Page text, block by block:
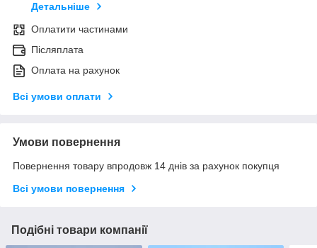
Детальніше
Оплатити частинами
Післяплата
Оплата на рахунок
Всі умови оплати
Умови повернення
Повернення товару впродовж 14 днів за рахунок покупця
Всі умови повернення
Подібні товари компанії